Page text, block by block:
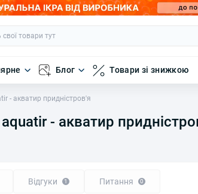
Блог Товари зі знижкою
- акватир придністров'я
- акватир
Відгуки 1 Питання 0